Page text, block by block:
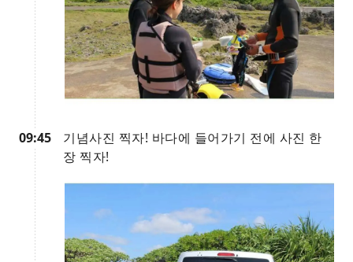
09:45
기념사진 찍자! 바다에 들어가기 전에 사진 한
장 찍자!